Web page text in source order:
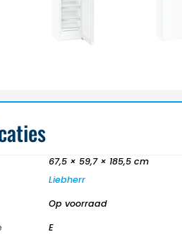
67,5 × 59,7 × 185,5 cm
Liebherr
Op voorraad
E